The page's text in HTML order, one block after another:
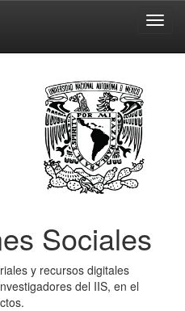
Sociales
y recursos digitales
del IIS, en el